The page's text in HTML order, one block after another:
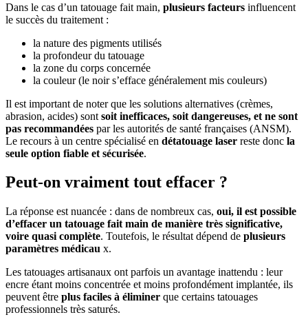
Dans le cas d’un tatouage fait main, plusieurs facteurs influencent
le succès du traitement :
la nature des pigments utilisés
la profondeur du tatouage
la zone du corps concernée
la couleur (le noir s’efface généralement mis couleurs)
Il est important de noter que les solutions alternatives (crèmes,
abrasion, acides) sont soit inefficaces, soit dangereuses, et ne sont
pas recommandées par les autorités de santé françaises (ANSM).
Le recours à un centre spécialisé en détatouage laser reste donc la
seule option fiable et sécurisée.
Peut-on vraiment tout effacer ?
La réponse est nuancée : dans de nombreux cas, oui, il est possible
d’effacer un tatouage fait main de manière très significative,
voire quasi complète. Toutefois, le résultat dépend de plusieurs
paramètres médicau x.
Les tatouages artisanaux ont parfois un avantage inattendu : leur
encre étant moins concentrée et moins profondément implantée, ils
peuvent être plus faciles à éliminer que certains tatouages
professionnels très saturés.